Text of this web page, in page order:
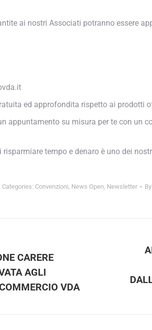
ai nostri Associati potranno essere
ed approfondita rispetto ai prodotti
appuntamento su misura per te con un
tempo e denaro è uno dei
Categories:Convenzioni,News Open,Newsletter By
CARERE
AGLI
VDA
post: